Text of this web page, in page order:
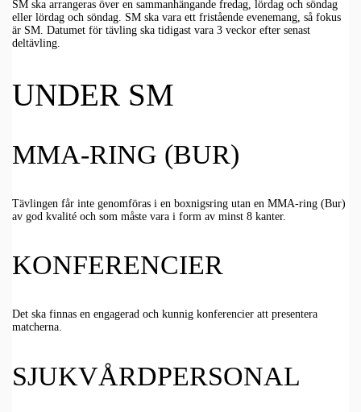
SM ska arrangeras över en sammanhängande fredag, lördag och söndag
eller lördag och söndag. SM ska vara ett fristående evenemang, så fokus
är SM. Datumet för tävling ska tidigast vara 3 veckor efter senast
deltävling.
UNDER SM
MMA-RING (BUR)
Tävlingen får inte genomföras i en boxnigsring utan en MMA-ring (Bur)
av god kvalité och som måste vara i form av minst 8 kanter.
KONFERENCIER
Det ska finnas en engagerad och kunnig konferencier att presentera
matcherna.
SJUKVÅRDPERSONAL